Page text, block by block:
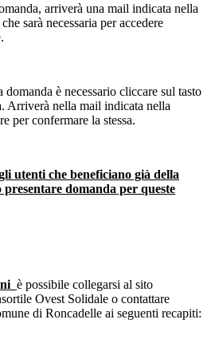
arriverà una mail indicata nella
sarà necessaria per accedere
è necessario cliccare sul tasto
Arriverà nella mail indicata nella
per confermare la stessa.
che beneficiano già della
domanda per queste
è possibile collegarsi al sito
Ovest Solidale o contattare
di Roncadelle ai seguenti recapiti: